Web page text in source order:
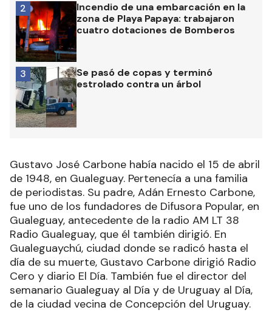
Incendio de una embarcación en la
zona de Playa Papaya: trabajaron
cuatro dotaciones de Bomberos
2
Se pasó de copas y terminó
estrolado contra un árbol
3
Gustavo José Carbone había nacido el 15 de abril
de 1948, en Gualeguay. Pertenecía a una familia
de periodistas. Su padre, Adán Ernesto Carbone,
fue uno de los fundadores de Difusora Popular, en
Gualeguay, antecedente de la radio AM LT 38
Radio Gualeguay, que él también dirigió. En
Gualeguaychú, ciudad donde se radicó hasta el
día de su muerte, Gustavo Carbone dirigió Radio
Cero y diario El Día. También fue el director del
semanario Gualeguay al Día y de Uruguay al Día,
de la ciudad vecina de Concepción del Uruguay.